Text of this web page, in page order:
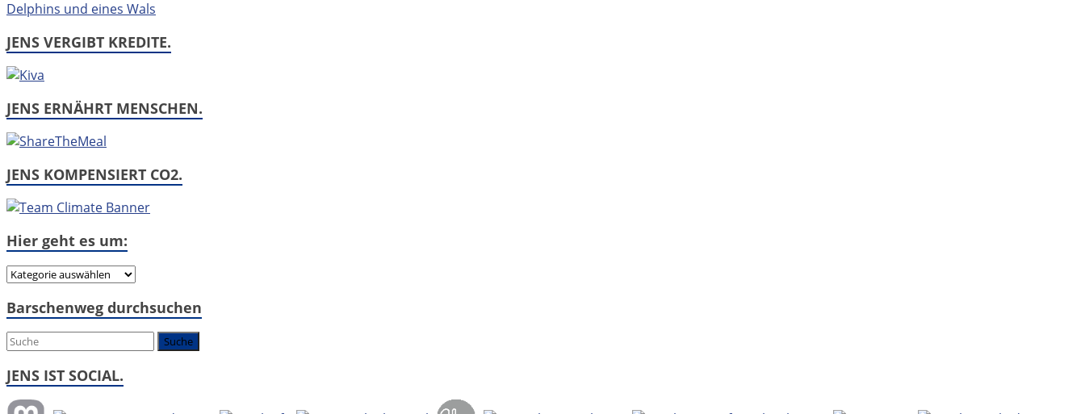
JENS VERGIBT KREDITE.
JENS ERNÄHRT MENSCHEN.
JENS KOMPENSIERT CO2.
Hier geht es um:
Hier
es
Barschenweg durchsuchen
JENS IST SOCIAL.